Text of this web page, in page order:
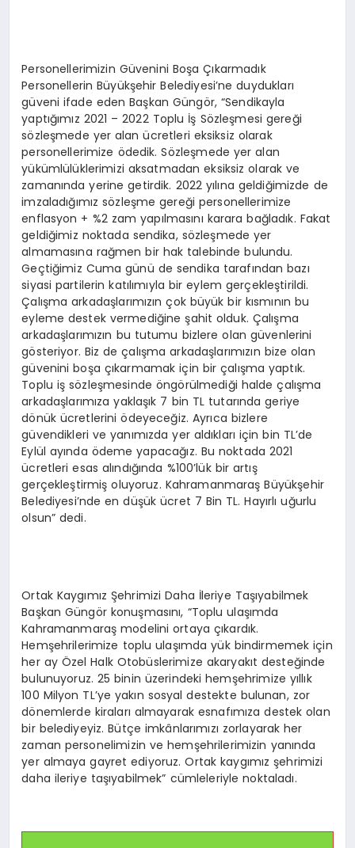
Personellerimizin Güvenini Boşa Çıkarmadık
Personellerin Büyükşehir Belediyesi’ne duydukları
güveni ifade eden Başkan Güngör, “Sendikayla
yaptığımız 2021 – 2022 Toplu İş Sözleşmesi gereği
sözleşmede yer alan ücretleri eksiksiz olarak
personellerimize ödedik. Sözleşmede yer alan
yükümlülüklerimizi aksatmadan eksiksiz olarak ve
zamanında yerine getirdik. 2022 yılına geldiğimizde de
imzaladığımız sözleşme gereği personellerimize
enflasyon + %2 zam yapılmasını karara bağladık. Fakat
geldiğimiz noktada sendika, sözleşmede yer
almamasına rağmen bir hak talebinde bulundu.
Geçtiğimiz Cuma günü de sendika tarafından bazı
siyasi partilerin katılımıyla bir eylem gerçekleştirildi.
Çalışma arkadaşlarımızın çok büyük bir kısmının bu
eyleme destek vermediğine şahit olduk. Çalışma
arkadaşlarımızın bu tutumu bizlere olan güvenlerini
gösteriyor. Biz de çalışma arkadaşlarımızın bize olan
güvenini boşa çıkarmamak için bir çalışma yaptık.
Toplu iş sözleşmesinde öngörülmediği halde çalışma
arkadaşlarımıza yaklaşık 7 bin TL tutarında geriye
dönük ücretlerini ödeyeceğiz. Ayrıca bizlere
güvendikleri ve yanımızda yer aldıkları için bin TL’de
Eylül ayında ödeme yapacağız. Bu noktada 2021
ücretleri esas alındığında %100’lük bir artış
gerçekleştirmiş oluyoruz. Kahramanmaraş Büyükşehir
Belediyesi’nde en düşük ücret 7 Bin TL. Hayırlı uğurlu
olsun” dedi.
Ortak Kaygımız Şehrimizi Daha İleriye Taşıyabilmek
Başkan Güngör konuşmasını, “Toplu ulaşımda
Kahramanmaraş modelini ortaya çıkardık.
Hemşehrilerimize toplu ulaşımda yük bindirmemek için
her ay Özel Halk Otobüslerimize akaryakıt desteğinde
bulunuyoruz. 25 binin üzerindeki hemşehrimize yıllık
100 Milyon TL’ye yakın sosyal destekte bulunan, zor
dönemlerde kiraları almayarak esnafımıza destek olan
bir belediyeyiz. Bütçe imkânlarımızı zorlayarak her
zaman personelimizin ve hemşehrilerimizin yanında
yer almaya gayret ediyoruz. Ortak kaygımız şehrimizi
daha ileriye taşıyabilmek” cümleleriyle noktaladı.